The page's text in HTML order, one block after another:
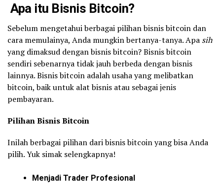
Apa itu Bisnis Bitcoin?
Sebelum mengetahui berbagai pilihan bisnis bitcoin dan
cara memulainya, Anda mungkin bertanya-tanya. Apa sih
yang dimaksud dengan bisnis bitcoin? Bisnis bitcoin
sendiri sebenarnya tidak jauh berbeda dengan bisnis
lainnya. Bisnis bitcoin adalah usaha yang melibatkan
bitcoin, baik untuk alat bisnis atau sebagai jenis
pembayaran.
Pilihan Bisnis Bitcoin
Inilah berbagai pilihan dari bisnis bitcoin yang bisa Anda
pilih. Yuk simak selengkapnya!
Menjadi Trader Profesional